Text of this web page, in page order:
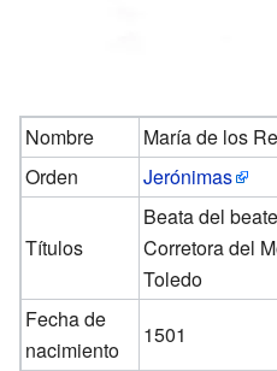
Nombre
María de los
Orden
Jerónimas
Títulos
Beata del
Corretora del
Toledo
Fecha de
nacimiento
1501